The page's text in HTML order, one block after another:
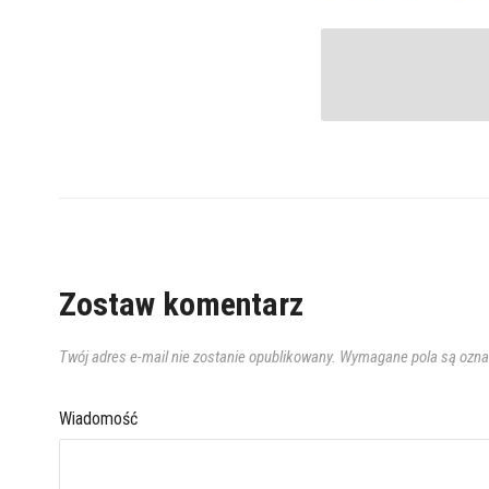
Zostaw komentarz
Twój adres e-mail nie zostanie opublikowany. Wymagane pola są
Wiadomość